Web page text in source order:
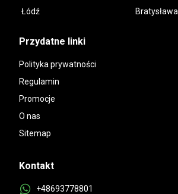
Łódź
Bratysława
Przydatne linki
Polityka prywatności
Regulamin
Promocje
O nas
Sitemap
Kontakt
+48693778801